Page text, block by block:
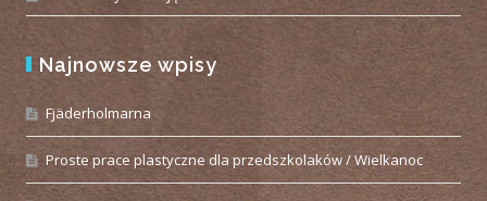
Najnowsze wpisy
Fjäderholmarna
Proste prace plastyczne dla przedszkolaków / Wielkanoc